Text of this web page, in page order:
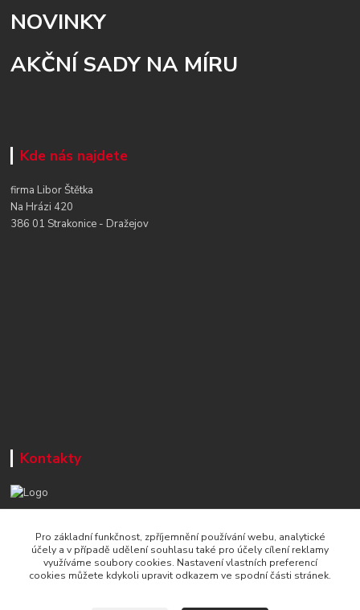
NOVINKY
AKČNÍ SADY NA MÍRU
Kde nás najdete
firma Libor Štětka
Na Hrázi 420
386 01 Strakonice - Dražejov
Kontakty
Po-Čt, 8-16 hod./ Pá 8-13 hod.
info@naradi-stetka.cz
Pro základní funkčnost, zpříjemnění používání webu, analytické
účely a v případě udělení souhlasu také pro účely cílení reklamy
využíváme soubory cookies. Nastavení vlastních preferencí
cookies můžete kdykoli upravit odkazem ve spodní části stránek.